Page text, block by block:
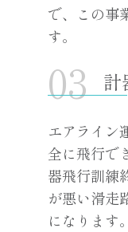
で、この事
す。
計
エアライン
全に飛行で
器飛行訓練
が悪い滑走
になります。